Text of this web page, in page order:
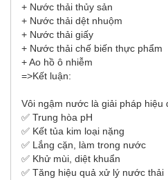
+ Nước thải thủy sản
+ Nước thải dệt nhuộm
+ Nước thải giấy
+ Nước thải chế biến thực phẩm
+ Ao hồ ô nhiễm
=>Kết luận:
Vôi ngậm nước là giải pháp hiệu
✅ Trung hòa pH
✅ Kết tủa kim loại nặng
✅ Lắng cặn, làm trong nước
✅ Khử mùi, diệt khuẩn
✅ Tăng hiệu quả xử lý nước thải